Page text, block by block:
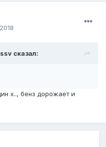
сказал:
х.., бенз дорожает и